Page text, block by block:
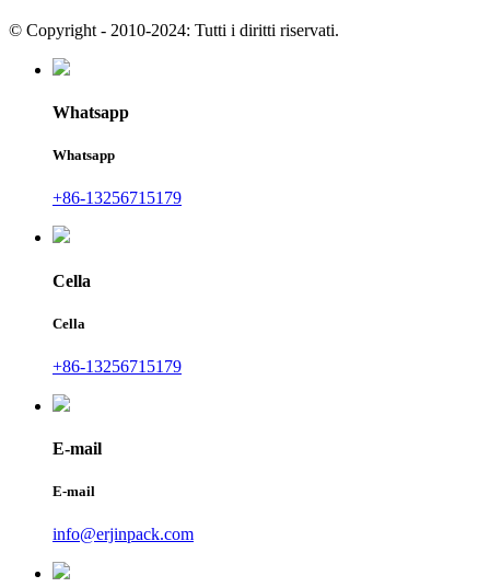
© Copyright - 2010-2024: Tutti i diritti riservati.
Whatsapp
Whatsapp
+86-13256715179
Cella
Cella
+86-13256715179
E-mail
E-mail
info@erjinpack.com